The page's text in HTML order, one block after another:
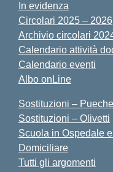
In evidenza
Circolari 2025 – 2026
Archivio circolari
Calendario attività
Calendario eventi
Albo onLine
Sostituzioni –
Sostituzioni – Olivetti
Scuola in Ospedale
Domiciliare
Tutti gli argomenti